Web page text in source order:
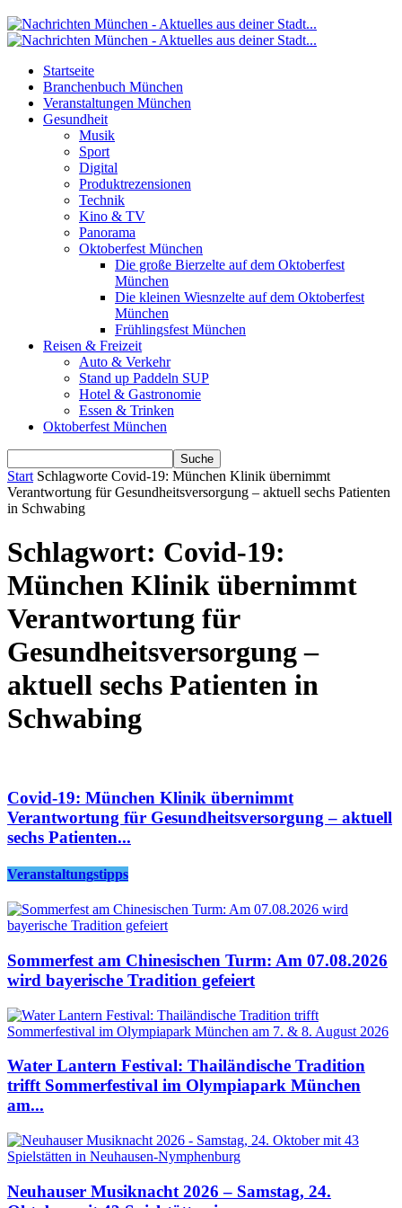
Startseite
Branchenbuch München
Veranstaltungen München
Gesundheit
Musik
Sport
Digital
Produktrezensionen
Technik
Kino & TV
Panorama
Oktoberfest München
Die große Bierzelte auf dem Oktoberfest
München
Die kleinen Wiesnzelte auf dem Oktoberfest
München
Frühlingsfest München
Reisen & Freizeit
Auto & Verkehr
Stand up Paddeln SUP
Hotel & Gastronomie
Essen & Trinken
Oktoberfest München
Start Schlagworte Covid-19: München Klinik übernimmt
Verantwortung für Gesundheitsversorgung – aktuell sechs Patienten
in Schwabing
Schlagwort: Covid-19:
München Klinik übernimmt
Verantwortung für
Gesundheitsversorgung –
aktuell sechs Patienten in
Schwabing
Covid-19: München Klinik übernimmt
Verantwortung für Gesundheitsversorgung – aktuell
sechs Patienten...
Veranstaltungstipps
Sommerfest am Chinesischen Turm: Am 07.08.2026
wird bayerische Tradition gefeiert
Water Lantern Festival: Thailändische Tradition
trifft Sommerfestival im Olympiapark München
am...
Neuhauser Musiknacht 2026 – Samstag, 24.